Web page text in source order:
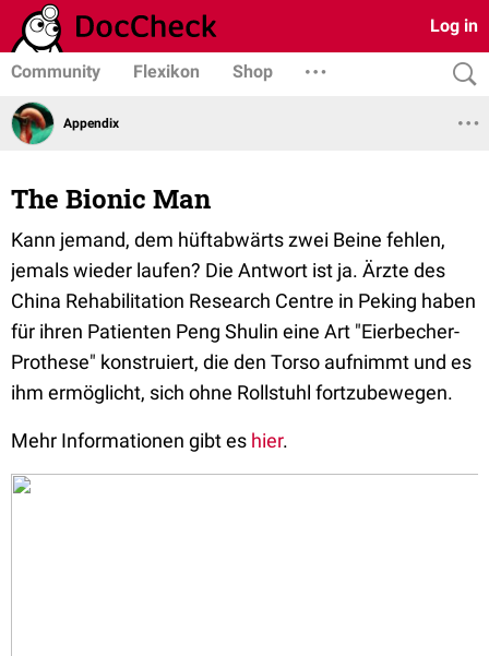
Log in
Community Flexikon Shop
Appendix
The Bionic Man
Kann jemand, dem hüftabwärts zwei Beine fehlen,
jemals wieder laufen? Die Antwort ist ja. Ärzte des
China Rehabilitation Research Centre in Peking haben
für ihren Patienten Peng Shulin eine Art "Eierbecher-
Prothese" konstruiert, die den Torso aufnimmt und es
ihm ermöglicht, sich ohne Rollstuhl fortzubewegen.
Mehr Informationen gibt es hier.